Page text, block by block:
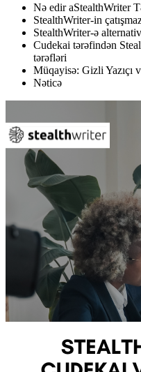
Nə edir aStealthWriter
StealthWriter-in
StealthWriter-ə
Cudekai tərəfindən
tərəfləri
Müqayisə: Gizli Yazıçı
Nəticə